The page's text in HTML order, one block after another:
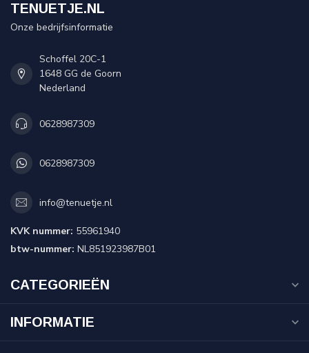
TENUETJE.NL
Onze bedrijfsinformatie
Schoffel 20C-1
1648 GG de Goorn
Nederland
0628987309
0628987309
info@tenuetje.nl
KVK nummer: 55961940
btw-nummer: NL851923987B01
CATEGORIEËN
INFORMATIE